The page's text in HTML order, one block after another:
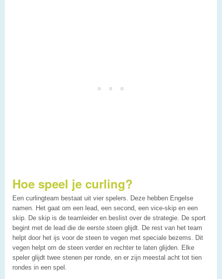
Hoe speel je curling?
Een curlingteam bestaat uit vier spelers. Deze hebben Engelse
namen. Het gaat om een lead, een second, een vice-skip en een
skip. De skip is de teamleider en beslist over de strategie. De sport
begint met de lead die de eerste steen glijdt. De rest van het team
helpt door het ijs voor de steen te vegen met speciale bezems. Dit
vegen helpt om de steen verder en rechter te laten glijden. Elke
speler glijdt twee stenen per ronde, en er zijn meestal acht tot tien
rondes in een spel.